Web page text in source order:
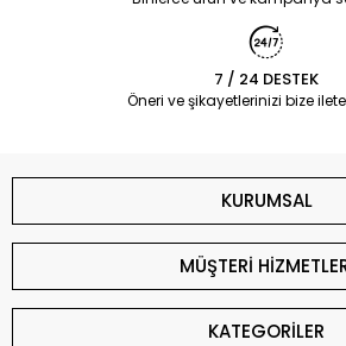
7 / 24 DESTEK
Öneri ve şikayetlerinizi bize
KURUMSAL
MÜŞTERİ
KATEGORİLER